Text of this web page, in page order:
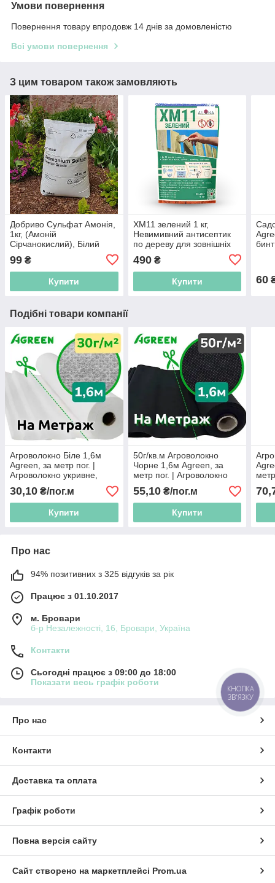
Умови повернення
Повернення товару впродовж 14 днів за домовленістю
Всі умови повернення
З цим товаром також замовляють
Добриво Сульфат Амонія,
1кг, (Амоній
Сірчанокислий), Білий
99 ₴
Купити
ХМ11 зелений 1 кг,
Невимивний антисептик
по дереву для зовнішніх
робіт, захист 50 років від
паразитів і вологи
490₴
Купити 60
Подібні товари компанії
Агроволокно Біле 1,6м
Agreen, за метр пог. |
Агроволокно укривне,
пропускає світло, дихає
30,10 ₴/пог.м
Купити
50г/кв.м Агроволокно
Чорне 1,6м Agreen, за
метр пог. | Агроволокно
для Мульчування, НЕ
проводить світло,
пропускає воду, дихає
55,10₴/пог.м
Купити
Про нас
94% позитивних з 325 відгуків за рік
Працює з 01.10.2017
м. Бровари
б-р Незалежності, 16, Бровари, Україна
Контакти
Сьогодні працює з 09:00 до 18:00
Показати весь графік роботи
Про нас
Контакти
Доставка та оплата
Графік роботи
Повна версія сайту
Сайт створено на маркетплейсі Prom.ua
КНОПКА
ЗВ'ЯЗКУ